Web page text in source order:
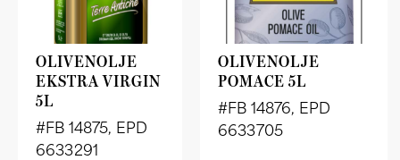
OLIVENOLJE
EKSTRA VIRGIN
5L
#FB 14875, EPD
6633291
OLIVENOLJE
POMACE 5L
#FB 14876, EPD
6633705